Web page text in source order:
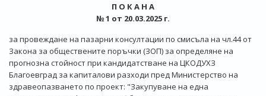
П О К А Н А
№ 1 от 20.03.2025 г.
за провеждане на пазарни консултации по смисъла на чл.44 от
Закона за обществените поръчки (ЗОП) за определяне на
прогнозна стойност при кандидатстване на ЦКОДУХЗ
Благоевград за капиталови разходи пред Министерство на
здравеопазването по проект: "Закупуване на една